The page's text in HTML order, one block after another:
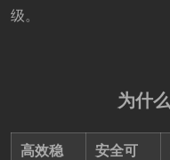
级。
为什
高效稳
安全可